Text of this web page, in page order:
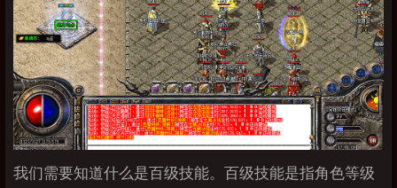
我们需要知道什么是百级技能。百级技能是指角色等级